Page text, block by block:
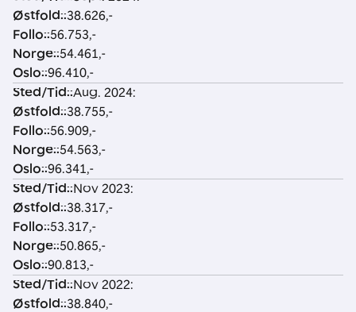
Østfold::38.626,-
Follo::56.753,-
Norge::54.461,-
Oslo::96.410,-
Sted/Tid::Aug. 2024:
Østfold::38.755,-
Follo::56.909,-
Norge::54.563,-
Oslo::96.341,-
Sted/Tid::Nov 2023:
Østfold::38.317,-
Follo::53.317,-
Norge::50.865,-
Oslo::90.813,-
Sted/Tid::Nov 2022:
Østfold::38.840,-